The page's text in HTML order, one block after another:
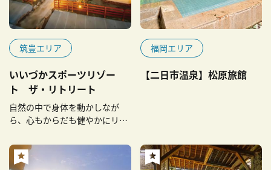
筑豊エリア
いいづかスポーツリゾー
ト ザ・リトリート
自然の中で身体を動かしなが
ら、心もからだも健やかにリフ
福岡エリア
【二日市温泉】松原旅館